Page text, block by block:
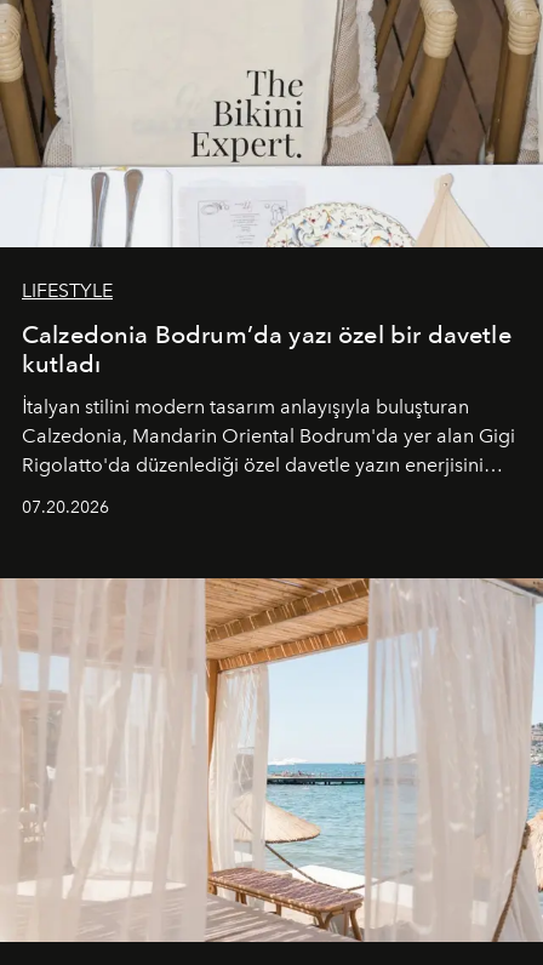
LIFESTYLE
Calzedonia Bodrum’da yazı özel bir davetle
kutladı
İtalyan stilini modern tasarım anlayışıyla buluşturan
Calzedonia, Mandarin Oriental Bodrum'da yer alan Gigi
Rigolatto'da düzenlediği özel davetle yazın enerjisini
07.20.2026